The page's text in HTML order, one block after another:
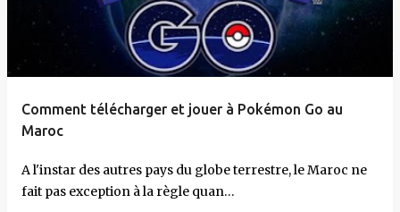
Comment télécharger et jouer à Pokémon Go au
Maroc
A l'instar des autres pays du globe terrestre, le Maroc ne
fait pas exception à la règle quan…